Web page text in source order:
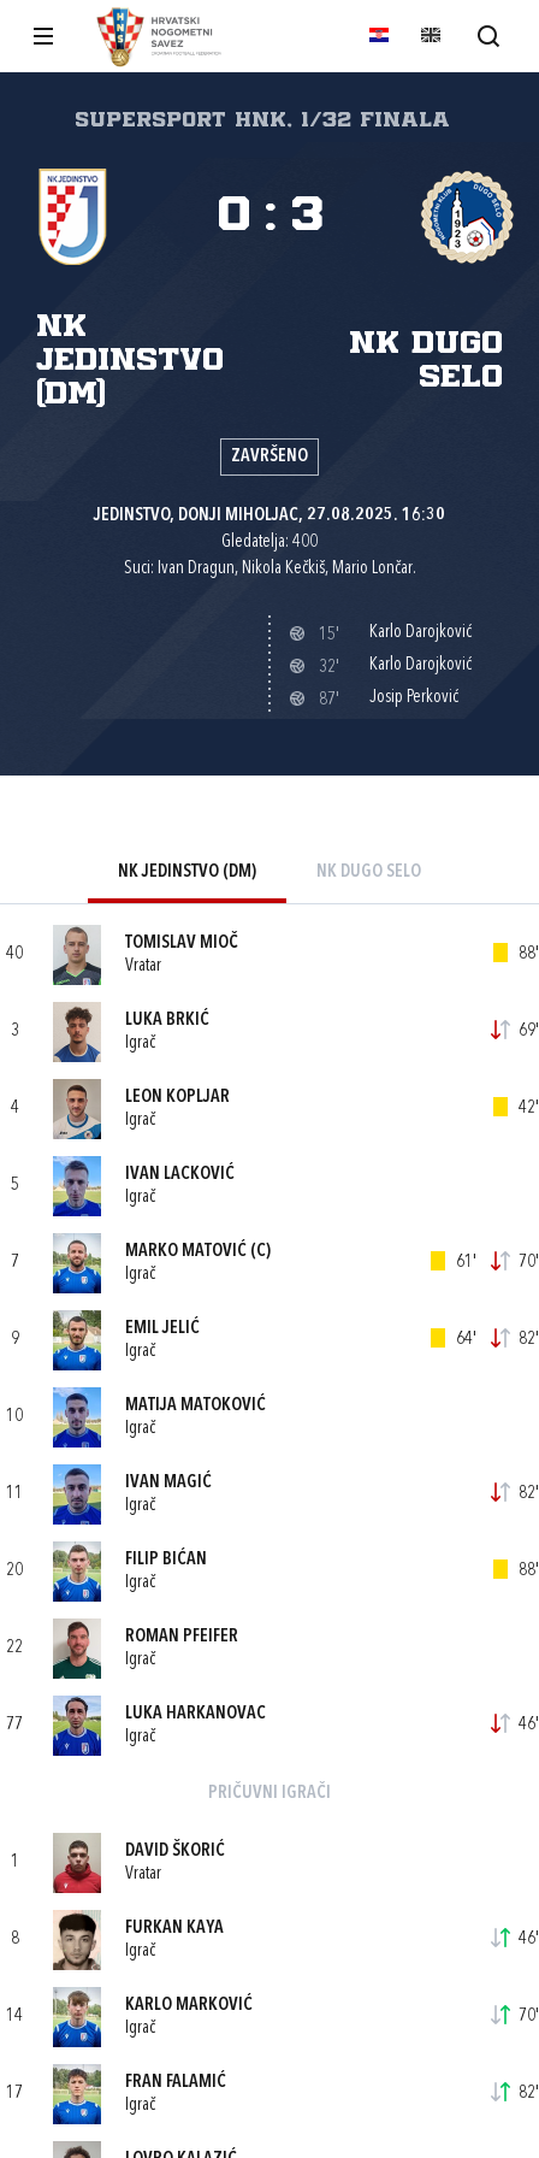
SuperSport HNK, 1/32 finala
NK
Jedinstvo
(DM)
NK Dugo
Selo
0 : 3
ZAVRŠENO
JEDINSTVO, DONJI MIHOLJAC, 27.08.2025. 16:30
Gledatelja: 400
Suci: Ivan Dragun, Nikola Kečkiš, Mario Lončar.
15'
Karlo Darojković
32'
Karlo Darojković
87'
Josip Perković
NK JEDINSTVO (DM) NK DUGO SELO
40
TOMISLAV MIOČ
Vratar
88'
3
LUKA BRKIĆ
Igrač
69'
4
LEON KOPLJAR
Igrač
42'
5
IVAN LACKOVIĆ
Igrač
7
MARKO MATOVIĆ (C)
Igrač
61' 70'
9
EMIL JELIĆ
Igrač
64' 82'
10
MATIJA MATOKOVIĆ
Igrač
11
IVAN MAGIĆ
Igrač
82'
20
FILIP BIĆAN
Igrač
88'
22
ROMAN PFEIFER
Igrač
77
LUKA HARKANOVAC
Igrač
46'
PRIČUVNI IGRAČI
1
DAVID ŠKORIĆ
Vratar
8
FURKAN KAYA
Igrač
46'
14
KARLO MARKOVIĆ
Igrač
70'
17
FRAN FALAMIĆ
Igrač
82'